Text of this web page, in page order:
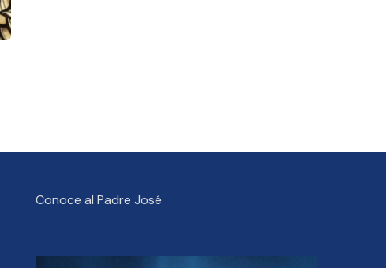
Conoce al Padre José